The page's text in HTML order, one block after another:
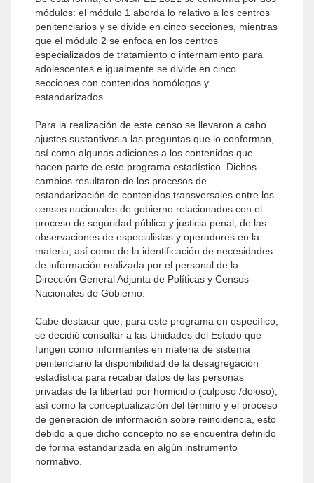
módulos: el módulo 1 aborda lo relativo a los centros
penitenciarios y se divide en cinco secciones, mientras
que el módulo 2 se enfoca en los centros
especializados de tratamiento o internamiento para
adolescentes e igualmente se divide en cinco
secciones con contenidos homólogos y
estandarizados.
Para la realización de este censo se llevaron a cabo
ajustes sustantivos a las preguntas que lo conforman,
así como algunas adiciones a los contenidos que
hacen parte de este programa estadístico. Dichos
cambios resultaron de los procesos de
estandarización de contenidos transversales entre los
censos nacionales de gobierno relacionados con el
proceso de seguridad pública y justicia penal, de las
observaciones de especialistas y operadores en la
materia, así como de la identificación de necesidades
de información realizada por el personal de la
Dirección General Adjunta de Políticas y Censos
Nacionales de Gobierno.
Cabe destacar que, para este programa en específico,
se decidió consultar a las Unidades del Estado que
fungen como informantes en materia de sistema
penitenciario la disponibilidad de la desagregación
estadística para recabar datos de las personas
privadas de la libertad por homicidio (culposo /doloso),
así como la conceptualización del término y el proceso
de generación de información sobre reincidencia, esto
debido a que dicho concepto no se encuentra definido
de forma estandarizada en algún instrumento
normativo.